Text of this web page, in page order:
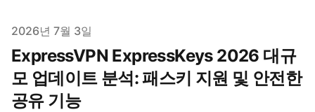
Published on
2026년 7월 3일
ExpressVPN ExpressKeys 2026 대규
모 업데이트 분석: 패스키 지원 및 안전한
공유 기능